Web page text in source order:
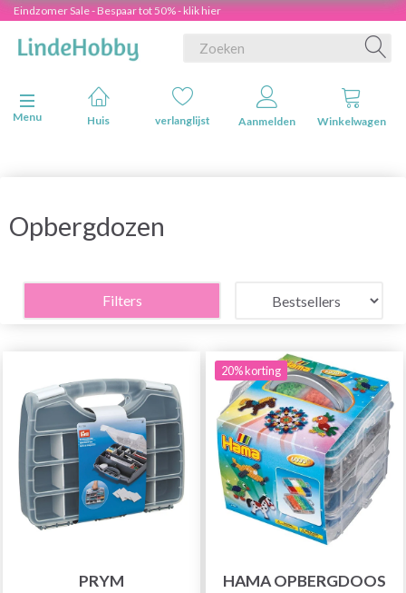
Eindzomer Sale - Bespaar tot 50% - klik hier
Navigatie in-/uitschakelen
Menu
Huis verlanglijst Aanmelden Winkelwagen
Opbergdozen
Filters
PRYM
20% korting
HAMA OPBERGDOOS